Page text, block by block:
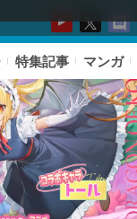
特集記事 マンガ